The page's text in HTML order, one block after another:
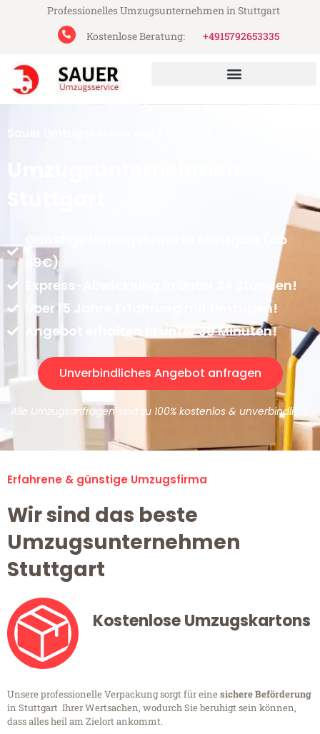
Professionelles Umzugsunternehmen in Stuttgart
Kostenlose Beratung:
+4915792653335
Günstige Umzugsfirma in Stuttgart (ab
49€)
Express-Abwicklung in unter 24 Stunden!
Über 15 Jahre Erfahrung mit Umzügen!
Angebot erhalten in unter 30 Minuten!
Unverbindliches Angebot anfragen
Alle Umzugsanfragen sind zu 100% kostenlos & unverbindlich!
Erfahrene & günstige Umzugsfirma
Wir sind das beste
Umzugsunternehmen
Stuttgart
Kostenlose Umzugskartons
Unsere professionelle Verpackung sorgt für einesichere Beförderung
in Stuttgart Ihrer Wertsachen, wodurch Sie beruhigt sein können,
dass alles heil am Zielort ankommt.